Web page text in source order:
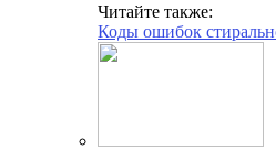
Читайте также:
Коды ошибок